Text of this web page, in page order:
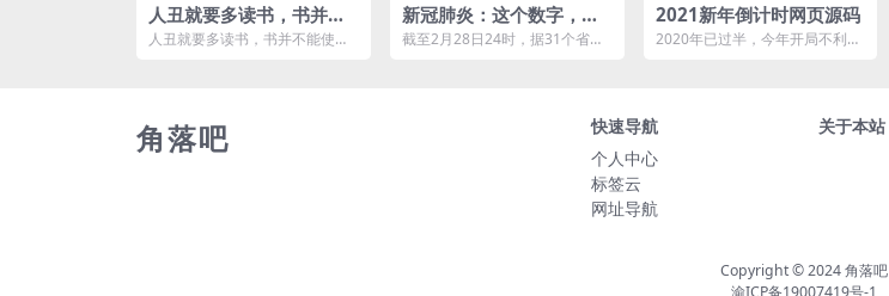
人丑就要多读书，书并不
能使你变得好看，却能让
人丑就要多读书，书并不能使你
新冠肺炎：这个数字，反
超了！
截至2月28日24时，据31个省
2021新年倒计时网页源码
2020年已过半，今年开局不利，
角落吧
快速导航
个人中心
标签云
网址导航
关于本站
Copyright © 2024角落吧